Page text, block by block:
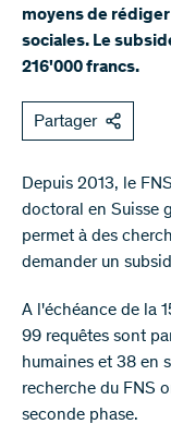
moyens de
sociales. Le
216'000 francs.
Partager
​Depuis 2013, le
doctoral en Suisse
permet à des
demander un
A l'échéance de la
99 requêtes sont
humaines et 38 en
recherche du FNS
seconde phase.